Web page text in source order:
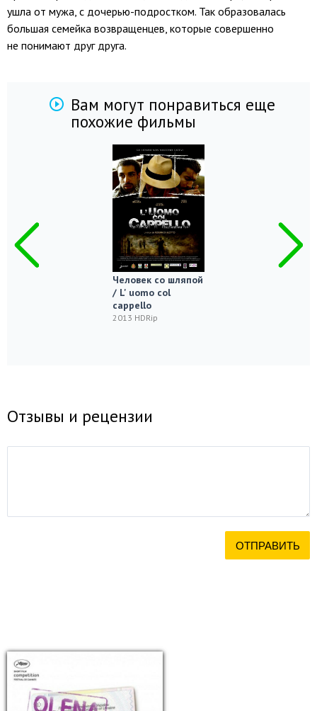
ушла от мужа, с дочерью-подростком. Так образовалась
большая семейка возвращенцев, которые совершенно
не понимают друг друга.
Вам могут понравиться еще
похожие фильмы
Человек со шляпой
/ L' uomo col
cappello
2013 HDRip
Отзывы и рецензии